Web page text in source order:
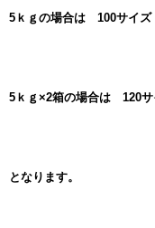
5ｋｇの場合は 100サイズ
5ｋｇ×2箱の場合は 120サ
となります。